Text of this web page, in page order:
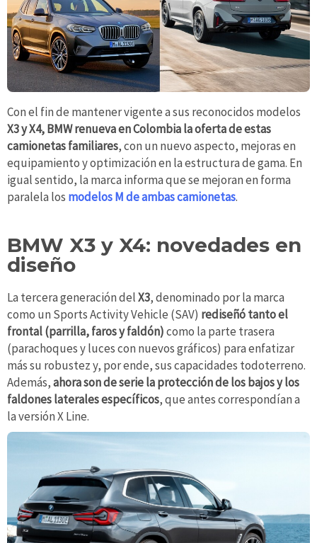
Con el fin de mantener vigente a sus reconocidos modelos
X3 y X4, BMW renueva en Colombia la oferta de estas
camionetas familiares, con un nuevo aspecto, mejoras en
equipamiento y optimización en la estructura de gama. En
igual sentido, la marca informa que se mejoran en forma
paralela los modelos M de ambas camionetas.
BMW X3 y X4: novedades en
diseño
La tercera generación delX3, denominado por la marca
como un Sports Activity Vehicle (SAV) rediseñó tanto el
frontal (parrilla, faros y faldón)como la parte trasera
(parachoques y luces con nuevos gráficos) para enfatizar
más su robustez y, por ende, sus capacidades todoterreno.
Además,ahora son de serie la protección de los bajos y los
faldones laterales específicos, que antes correspondían a
la versión X Line.